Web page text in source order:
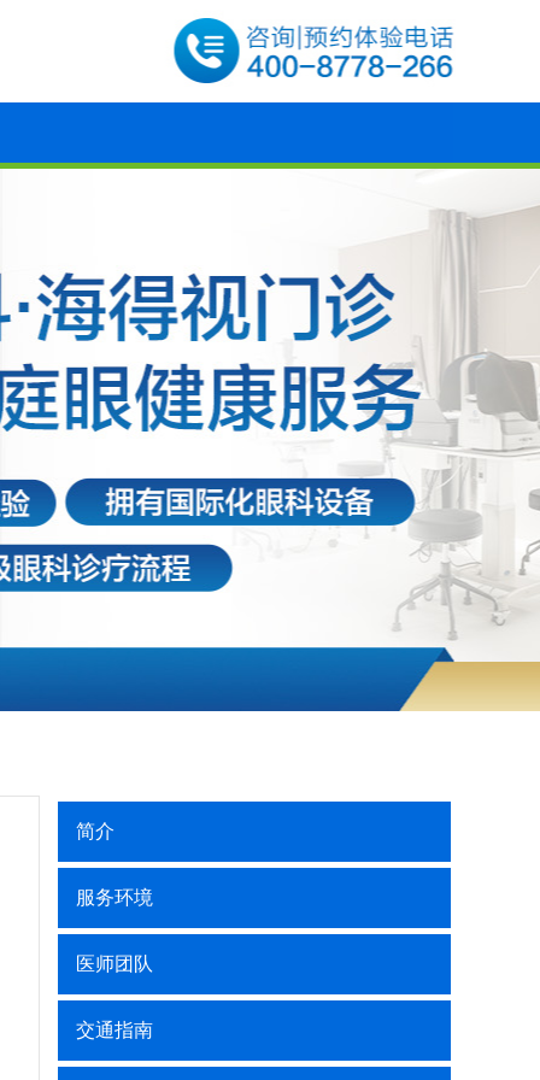
简介
服务环境
医师团队
交通指南